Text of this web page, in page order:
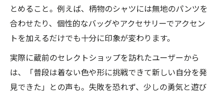
とめること。例えば、柄物のシャツには無地のパンツを
合わせたり、個性的なバッグやアクセサリーでアクセン
トを加えるだけでも十分に印象が変わります。
実際に蔵前のセレクトショップを訪れたユーザーから
は、「普段は着ない色や形に挑戦できて新しい自分を発
見できた」との声も。失敗を恐れず、少しの勇気と遊び